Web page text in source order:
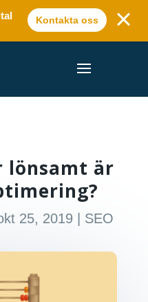
Kontakta oss
lönsamt är
25, 2019 SEO